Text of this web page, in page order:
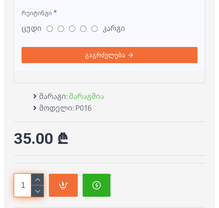
რეიტინგი
ცუდი კარგი
გაგრძელება
მარაგი: მარაგშია
მოდელი: P016
35.00 ₾